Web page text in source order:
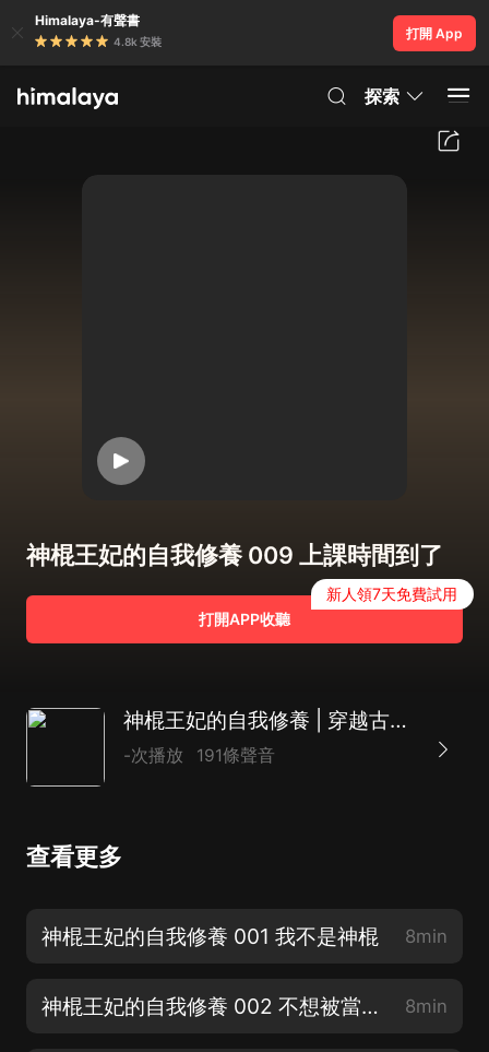
Himalaya-有聲書
4.8k 安裝
打開 App
探索
神棍王妃的自我修養 009 上課時間到了
打開APP收聽
新人領7天免費試用
神棍王妃的自我修養 | 穿越古代搞發明 | 搞笑古言 1V1| 寶藏系統
-次播放 191條聲音
查看更多
神棍王妃的自我修養 001 我不是神棍 8min
神棍王妃的自我修養 002 不想被當成神棍 8min